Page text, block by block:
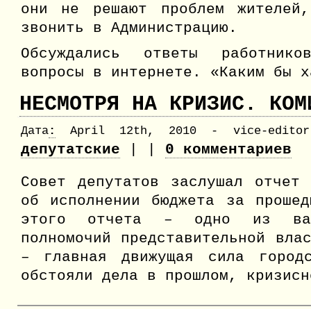
они не решают проблем
звонить в Администрацию.
Обсуждались ответы
вопросы в интернете. «Каким бы
НЕСМОТРЯ НА КРИЗИС.
Дата: April 12th, 2010 - vice-editor
депутатские
0 комментариев
Совет депутатов заслушал отчет
об исполнении бюджета за
этого отчета – одно из
полномочий представительной
– главная движущая сила
обстояли дела в прошлом,